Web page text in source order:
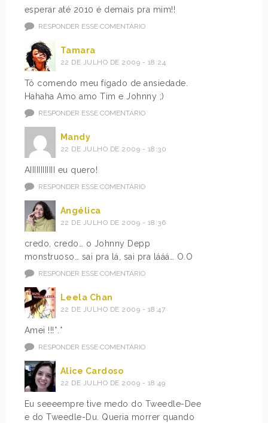
esperar até 2010 é demais pra mim!!
RESPONDER ESSE COMENTÁRIO
Tamara
22 DE JULHO DE 2009 - 18:24
Tô comendo meu fígado de ansiedade.
Hahaha Amo amo Tim e Johnny ;)
RESPONDER ESSE COMENTÁRIO
Mandy
22 DE JULHO DE 2009 - 18:30
AIIIIIIIIIIII eu quero!
RESPONDER ESSE COMENTÁRIO
Angélica
22 DE JULHO DE 2009 - 18:36
credo, credo… o Johnny Depp
monstruoso… sai pra lá, sai pra lááá… O.O
RESPONDER ESSE COMENTÁRIO
Leela Chan
22 DE JULHO DE 2009 - 18:47
Amei !!!*.*
RESPONDER ESSE COMENTÁRIO
Alice Cardoso
22 DE JULHO DE 2009 - 18:49
Eu seeeempre tive medo do Tweedle-Dee
e do Tweedle-Du. Queria morrer quando